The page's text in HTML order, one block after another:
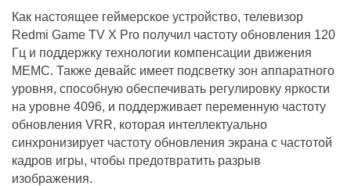
Как настоящее геймерское устройство, телевизор
Redmi Game TV X Pro получил частоту обновления 120
Гц и поддержку технологии компенсации движения
MEMC. Также девайс имеет подсветку зон аппаратного
уровня, способную обеспечивать регулировку яркости
на уровне 4096, и поддерживает переменную частоту
обновления VRR, которая интеллектуально
синхронизирует частоту обновления экрана с частотой
кадров игры, чтобы предотвратить разрыв
изображения.